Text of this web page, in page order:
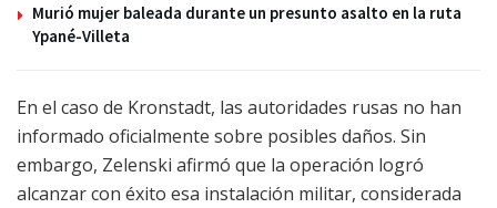
Murió mujer baleada durante un presunto asalto en la ruta
Ypané-Villeta
En el caso de Kronstadt, las autoridades rusas no han
informado oficialmente sobre posibles daños. Sin
embargo, Zelenski afirmó que la operación logró
alcanzar con éxito esa instalación militar, considerada